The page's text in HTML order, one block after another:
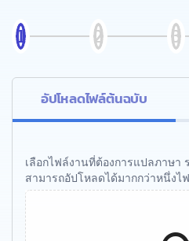
อัปโหลดไฟล์ต้นฉบับ
เลือกไฟล์งานที่ต้องการแปลภาษา
สามารถอัปโหลดได้มากกว่าหนึ่งไ